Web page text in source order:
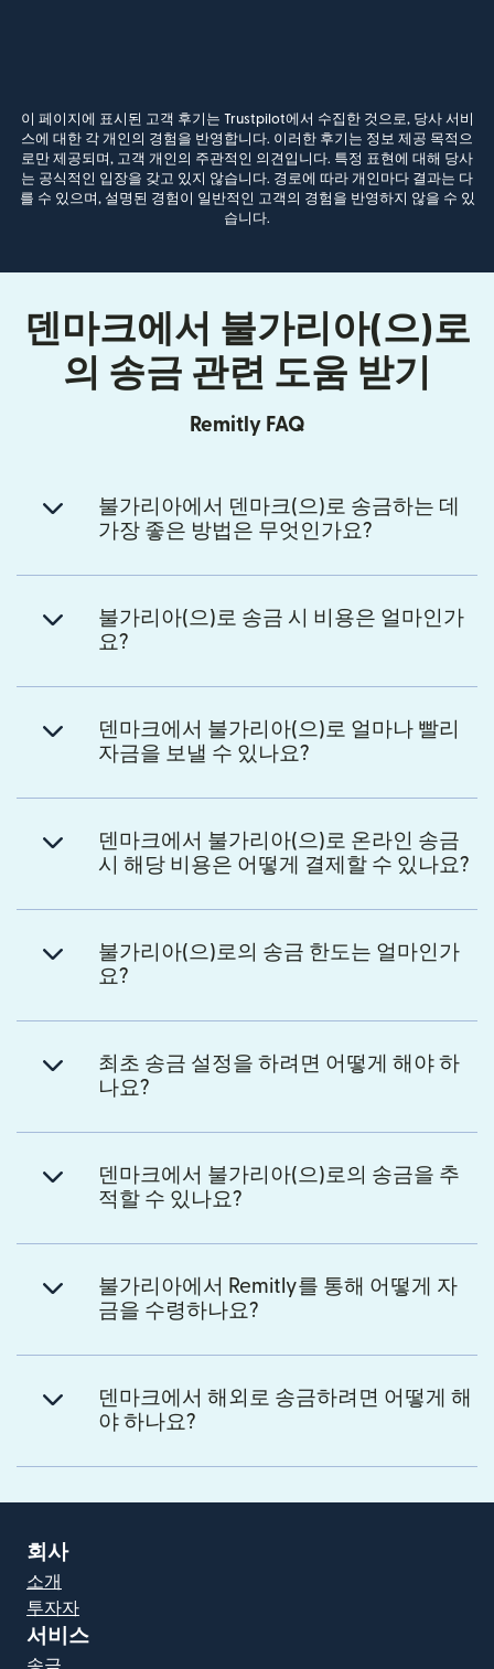
이 페이지에 표시된 고객 후기는 Trustpilot에서 수집한 것으로, 당사 서비
스에 대한 각 개인의 경험을 반영합니다. 이러한 후기는 정보 제공 목적으
로만 제공되며, 고객 개인의 주관적인 의견입니다. 특정 표현에 대해 당사
는 공식적인 입장을 갖고 있지 않습니다. 경로에 따라 개인마다 결과는 다
를 수 있으며, 설명된 경험이 일반적인 고객의 경험을 반영하지 않을 수 있
습니다.
덴마크에서 불가리아(으)로
의 송금 관련 도움 받기
Remitly FAQ
불가리아에서 덴마크(으)로 송금하는 데
가장 좋은 방법은 무엇인가요?
불가리아(으)로 송금 시 비용은 얼마인가
요?
덴마크에서 불가리아(으)로 얼마나 빨리
자금을 보낼 수 있나요?
덴마크에서 불가리아(으)로 온라인 송금
시 해당 비용은 어떻게 결제할 수 있나요?
불가리아(으)로의 송금 한도는 얼마인가
요?
최초 송금 설정을 하려면 어떻게 해야 하
나요?
덴마크에서 불가리아(으)로의 송금을 추
적할 수 있나요?
불가리아에서 Remitly를 통해 어떻게 자
금을 수령하나요?
덴마크에서 해외로 송금하려면 어떻게 해
야 하나요?
회사
소개
투자자
서비스